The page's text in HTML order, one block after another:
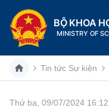
BỘ KHOA
MINISTRY OF
Tin tức Sự kiện
Thứ ba, 09/07/2024 16:12